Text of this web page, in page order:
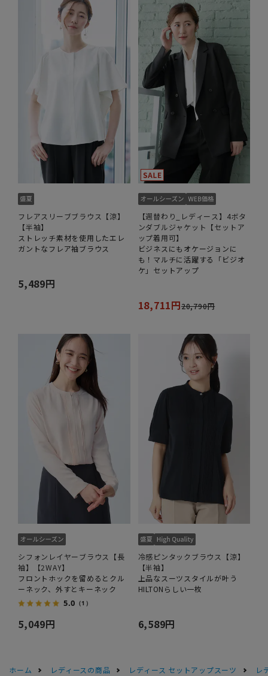
フレアスリーブブラウス【涼】
【半袖】
ストレッチ素材を使用したエレ
ガントなフレア袖ブラウス
5,489円
【週替わり_レディース】4ボタ
ンダブルジャケット【セットア
ップ着用可】
ビジネスにもオケージョンに
も！マルチに活躍する「ビジオ
ケ」セットアップ
18,711円20,790円
シフォンレイヤーブラウス【長
袖】【2WAY】
フロントホックを留めるとクル
ーネック、外すとキーネック
5.0 （1）
5,049円
冷感ピンタックブラウス【涼】
【半袖】
上品なスーツスタイルが叶う
HILTONらしい一枚
6,589円
ホーム レディースの商品 レディース セットアップスーツ
レ